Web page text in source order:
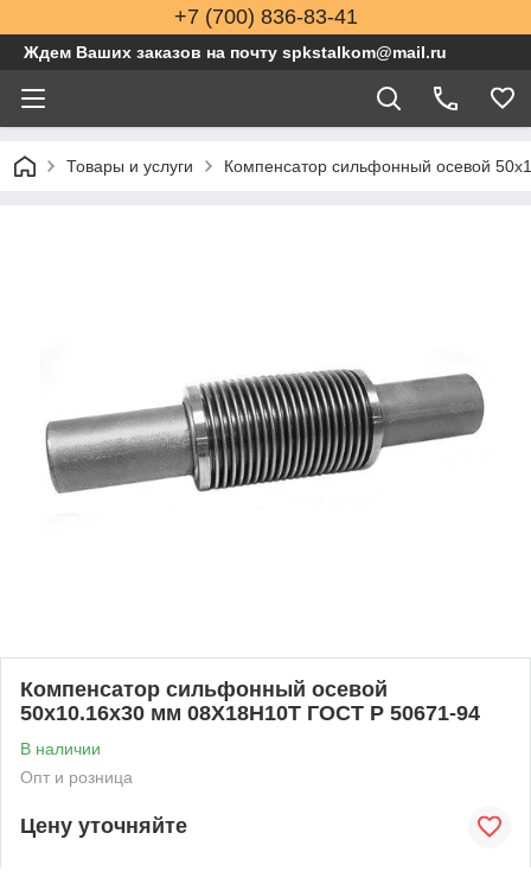
+7 (700) 836-83-41
Ждем Ваших заказов на почту spkstalkom@mail.ru
Товары и услуги Компенсатор сильфонный осевой
Компенсатор сильфонный осевой
50x10.16x30 мм 08Х18Н10Т ГОСТ Р 50671-94
В наличии
Опт и розница
Цену уточняйте